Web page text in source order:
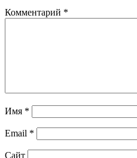
Комментарий *
Имя *
Email *
Сайт